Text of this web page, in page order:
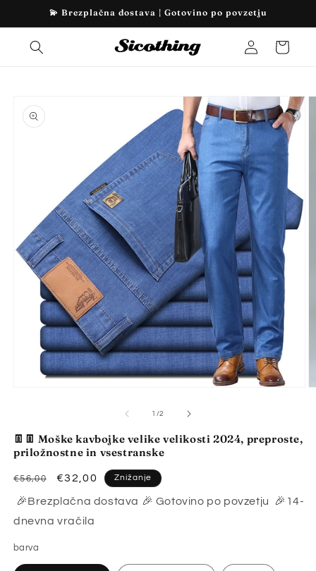
vsebino
💫 Brezplačna dostava | Gotovino po povzetju
Prijava Košarica
informacije
o izdelku
v
modalnem
načinu
1 /od
2
👖👖 Moške kavbojke velike velikosti 2024, preproste,
priložnostne in vsestranske
Redna
cena
€56,00
Znižana
cena
€32,00 Znižanje
🎉Brezplačna dostava 🎉 Gotovino po povzetju 🎉14-
dnevna vračila
barva